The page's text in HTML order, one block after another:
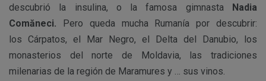
descubrió la insulina, o la famosa gimnasta Nadia
Comăneci. Pero queda mucha Rumanía por descubrir:
los Cárpatos, el Mar Negro, el Delta del Danubio, los
monasterios del norte de Moldavia, las tradiciones
milenarias de la región de Maramures y … sus vinos.